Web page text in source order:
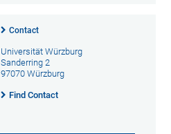
Contact
Universität Würzburg
Sanderring 2
97070 Würzburg
Find Contact